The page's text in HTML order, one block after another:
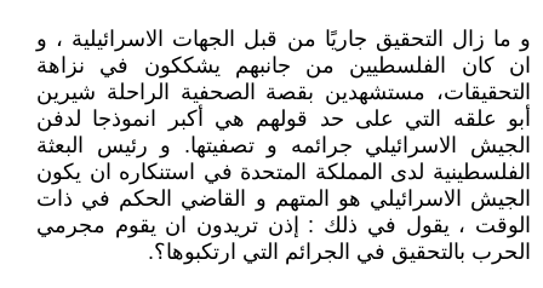
و ما زال التحقيق جاريًا من قبل الجهات الاسرائيلية ، و
ان كان الفلسطيين من جانبهم يشككون في نزاهة
التحقيقات، مستشهدين بقصة الصحفية الراحلة شيرين
أبو علقه التي على حد قولهم هي أكبر انموذجا لدفن
الجيش الاسرائيلي جرائمه و تصفيتها. و رئيس البعثة
الفلسطينية لدى المملكة المتحدة في استنكاره ان يكون
الجيش الاسرائيلي هو المتهم و القاضي الحكم في ذات
الوقت ، يقول في ذلك : إذن تريدون ان يقوم مجرمي
الحرب بالتحقيق في الجرائم التي ارتكبوها؟.